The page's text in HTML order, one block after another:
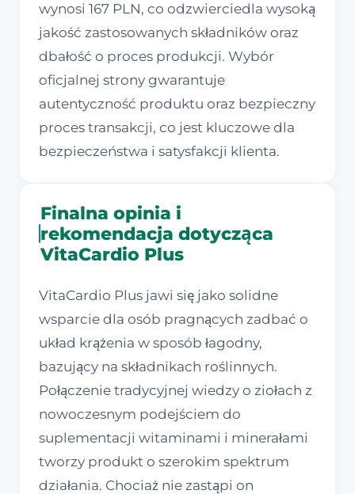
wynosi 167 PLN, co odzwierciedla wysoką
jakość zastosowanych składników oraz
dbałość o proces produkcji. Wybór
oficjalnej strony gwarantuje
autentyczność produktu oraz bezpieczny
proces transakcji, co jest kluczowe dla
bezpieczeństwa i satysfakcji klienta.
Finalna opinia i
rekomendacja dotycząca
VitaCardio Plus
VitaCardio Plus jawi się jako solidne
wsparcie dla osób pragnących zadbać o
układ krążenia w sposób łagodny,
bazujący na składnikach roślinnych.
Połączenie tradycyjnej wiedzy o ziołach z
nowoczesnym podejściem do
suplementacji witaminami i minerałami
tworzy produkt o szerokim spektrum
działania. Chociaż nie zastąpi on